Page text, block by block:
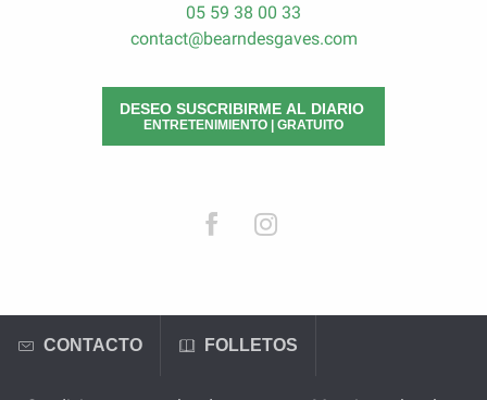
05 59 38 00 33
contact@bearndesgaves.com
DESEO SUSCRIBIRME AL DIARIO
ENTRETENIMIENTO | GRATUITO
CONTACTO FOLLETOS